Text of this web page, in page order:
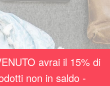
avrai il 15% di
non in saldo -